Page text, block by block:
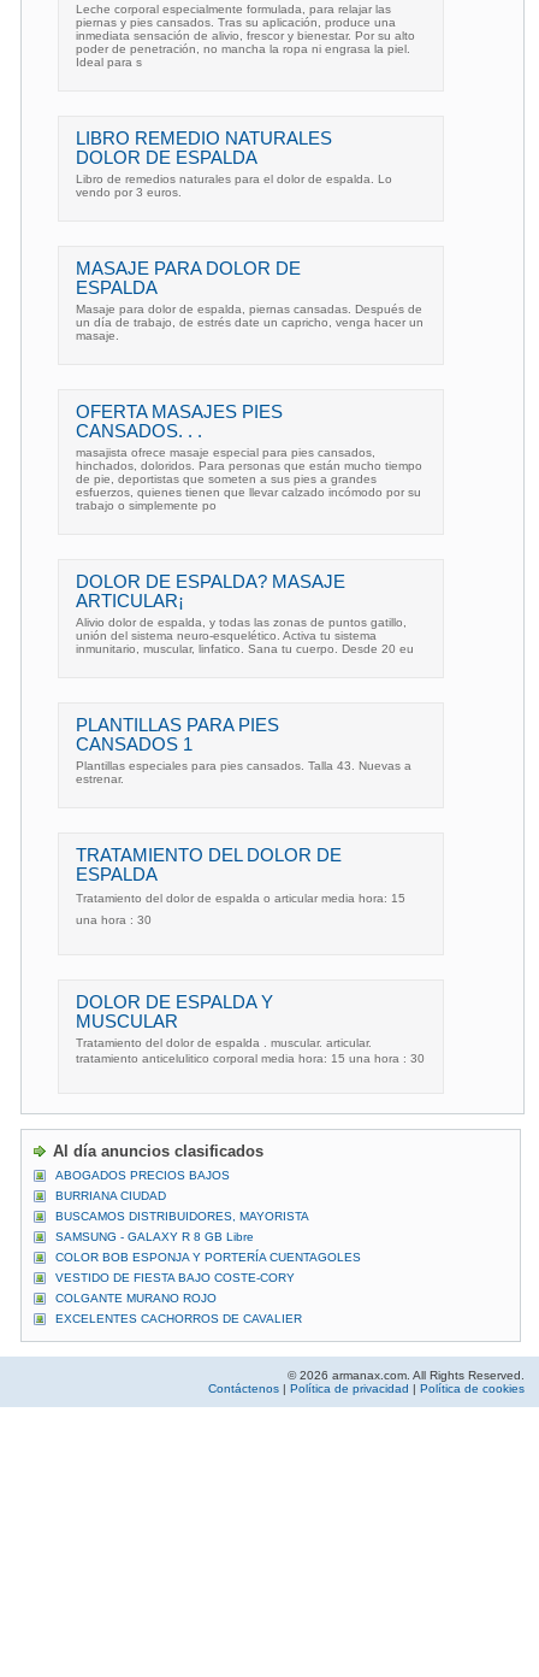
Leche corporal especialmente formulada, para relajar las
piernas y pies cansados. Tras su aplicación, produce una
inmediata sensación de alivio, frescor y bienestar. Por su alto
poder de penetración, no mancha la ropa ni engrasa la piel.
Ideal para s
LIBRO REMEDIO NATURALES
DOLOR DE ESPALDA
Libro de remedios naturales para el dolor de espalda. Lo
vendo por 3 euros.
MASAJE PARA DOLOR DE
ESPALDA
Masaje para dolor de espalda, piernas cansadas. Después de
un día de trabajo, de estrés date un capricho, venga hacer un
masaje.
OFERTA MASAJES PIES
CANSADOS. . .
masajista ofrece masaje especial para pies cansados,
hinchados, doloridos. Para personas que están mucho tiempo
de pie, deportistas que someten a sus pies a grandes
esfuerzos, quienes tienen que llevar calzado incómodo por su
trabajo o simplemente po
DOLOR DE ESPALDA? MASAJE
ARTICULAR¡
Alivio dolor de espalda, y todas las zonas de puntos gatillo,
unión del sistema neuro-esquelético. Activa tu sistema
inmunitario, muscular, linfatico. Sana tu cuerpo. Desde 20 eu
PLANTILLAS PARA PIES
CANSADOS 1
Plantillas especiales para pies cansados. Talla 43. Nuevas a
estrenar.
TRATAMIENTO DEL DOLOR DE
ESPALDA
Tratamiento del dolor de espalda o articular media hora: 15
una hora : 30
DOLOR DE ESPALDA Y
MUSCULAR
Tratamiento del dolor de espalda . muscular. articular.
tratamiento anticelulitico corporal media hora: 15 una hora : 30
Al día anuncios clasificados
ABOGADOS PRECIOS BAJOS
BURRIANA CIUDAD
BUSCAMOS DISTRIBUIDORES, MAYORISTA
SAMSUNG - GALAXY R 8 GB Libre
COLOR BOB ESPONJA Y PORTERÍA CUENTAGOLES
VESTIDO DE FIESTA BAJO COSTE-CORY
COLGANTE MURANO ROJO
EXCELENTES CACHORROS DE CAVALIER
© 2026 armanax.com. All Rights Reserved.
Contáctenos
Política de privacidad Política de cookies